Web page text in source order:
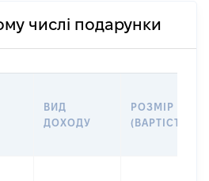
числі подарунки
ВИД
ДОХОДУ
РОЗМІР
(ВАРТІСТЬ)